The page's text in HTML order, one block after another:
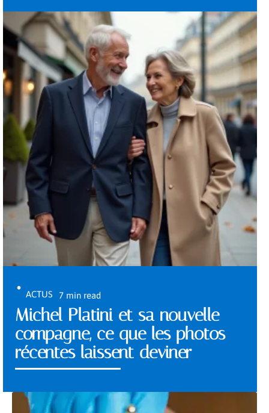
ACTUS 7 min read
Michel Platini et sa nouvelle
compagne, ce que les photos
récentes laissent deviner